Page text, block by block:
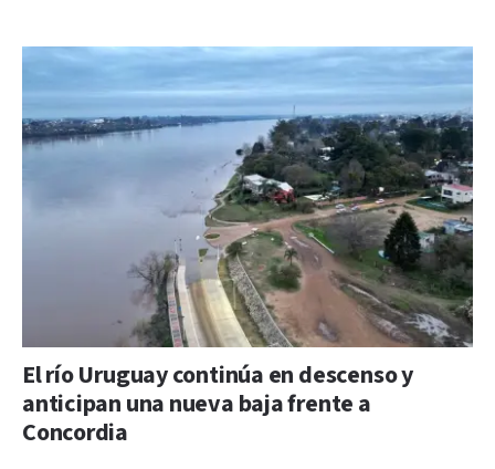
El río Uruguay continúa en descenso y
anticipan una nueva baja frente a
Concordia